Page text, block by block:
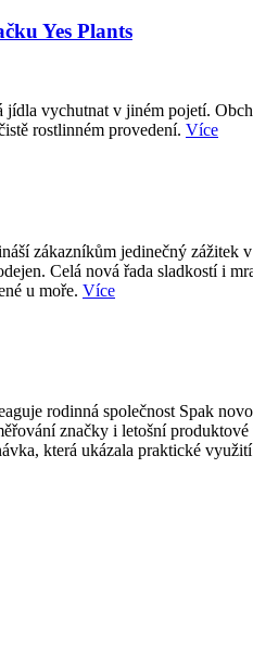
Yes Plants
vychutnat v jiném pojetí.
rostlinném provedení. Více
zákazníkům jedinečný
Celá nová řada sladkostí i
u moře. Více
rodinná společnost Spak
značky i letošní
která ukázala praktické